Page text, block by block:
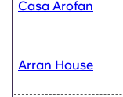
Casa Arofan
Arran House